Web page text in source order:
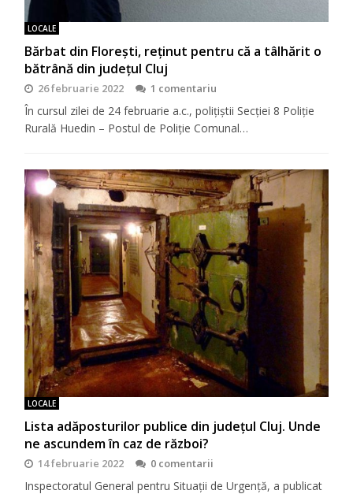
LOCALE
Bărbat din Florești, reținut pentru că a tâlhărit o
bătrână din județul Cluj
26 februarie 2022 1 comentariu
În cursul zilei de 24 februarie a.c., polițiștii Secției 8 Poliție
Rurală Huedin – Postul de Poliție Comunal…
LOCALE
Lista adăposturilor publice din județul Cluj. Unde
ne ascundem în caz de război?
14 februarie 2022 0 comentarii
Inspectoratul General pentru Situații de Urgență, a publicat